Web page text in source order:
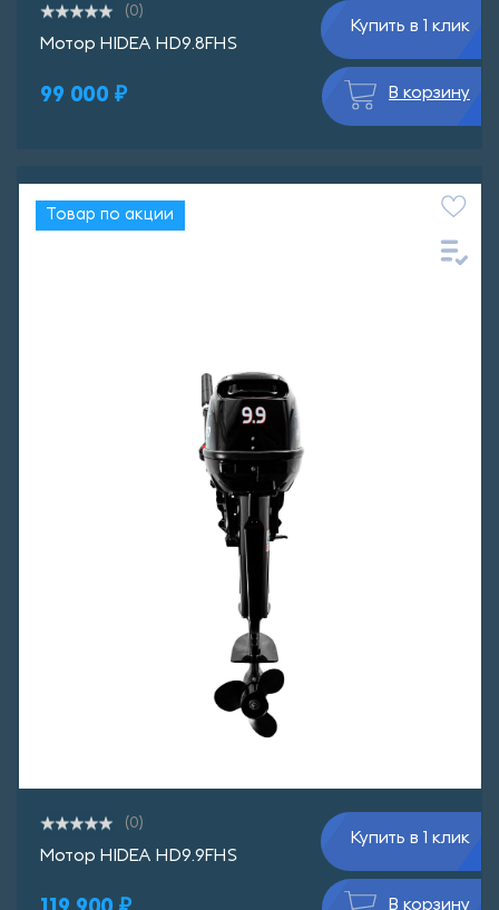
(0)
Мотор HIDEA HD9.8FHS
99 000 ₽
Купить в 1 клик
В корзину
Товар по акции
(0)
Мотор HIDEA HD9.9FHS
Купить в 1 клик
В корзину